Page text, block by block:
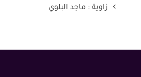
زاوية : ماجد البلوي